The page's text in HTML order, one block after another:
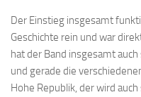
Der Einstieg insgesamt
Geschichte rein und war
hat der Band insgesamt
und gerade die
Hohe Republik, der wird